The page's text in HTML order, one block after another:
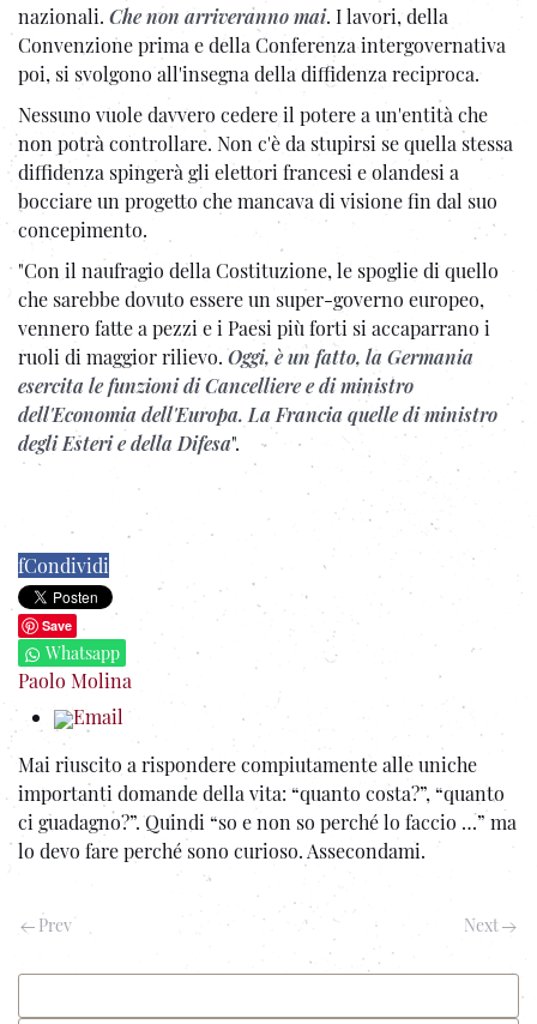
nazionali. Che non arriveranno mai. I lavori, della
Convenzione prima e della Conferenza intergovernativa
poi, si svolgono all'insegna della diffidenza reciproca.
Nessuno vuole davvero cedere il potere a un'entità che
non potrà controllare. Non c'è da stupirsi se quella stessa
diffidenza spingerà gli elettori francesi e olandesi a
bocciare un progetto che mancava di visione fin dal suo
concepimento.
"Con il naufragio della Costituzione, le spoglie di quello
che sarebbe dovuto essere un super-governo europeo,
vennero fatte a pezzi e i Paesi più forti si accaparrano i
ruoli di maggior rilievo. Oggi, è un fatto, la Germania
esercita le funzioni di Cancelliere e di ministro
dell'Economia dell'Europa. La Francia quelle di ministro
degli Esteri e della Difesa".
fCondividi
Save
Whatsapp
Paolo Molina
Email
Mai riuscito a rispondere compiutamente alle uniche
importanti domande della vita: “quanto costa?”, “quanto
ci guadagno?”.Quindi “so e non so perché lo faccio …” ma
lo devo fare perché sono curioso. Assecondami.
Prev Next